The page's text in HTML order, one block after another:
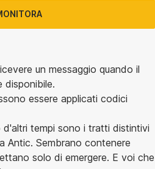
un messaggio quando il
disponibile.
essere applicati codici
tempi sono i tratti distintivi
Antic. Sembrano contenere
solo di emergere. E voi che